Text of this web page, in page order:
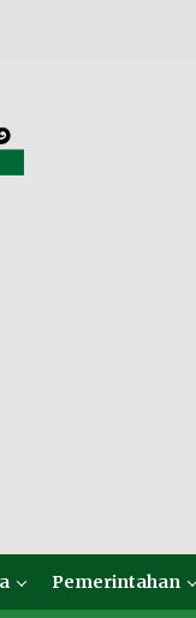
Pemerintahan